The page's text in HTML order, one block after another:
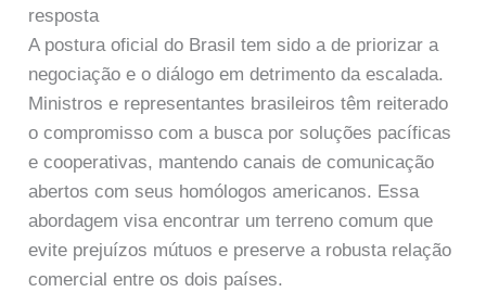
resposta
A postura oficial do Brasil tem sido a de priorizar a
negociação e o diálogo em detrimento da escalada.
Ministros e representantes brasileiros têm reiterado
o compromisso com a busca por soluções pacíficas
e cooperativas, mantendo canais de comunicação
abertos com seus homólogos americanos. Essa
abordagem visa encontrar um terreno comum que
evite prejuízos mútuos e preserve a robusta relação
comercial entre os dois países.